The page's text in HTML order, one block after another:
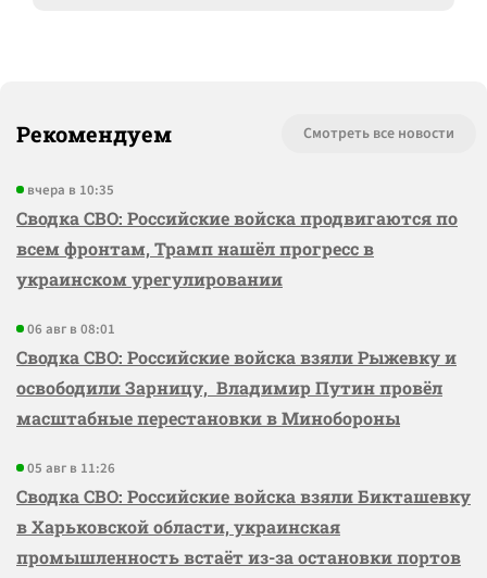
Рекомендуем Смотреть все новости
вчера в 10:35
Сводка СВО: Российские войска продвигаются по
всем фронтам, Трамп нашёл прогресс в
украинском урегулировании
06 авг в 08:01
Сводка СВО: Российские войска взяли Рыжевку и
освободили Зарницу, Владимир Путин провёл
масштабные перестановки в Минобороны
05 авг в 11:26
Сводка СВО: Российские войска взяли Бикташевку
в Харьковской области, украинская
промышленность встаёт из-за остановки портов